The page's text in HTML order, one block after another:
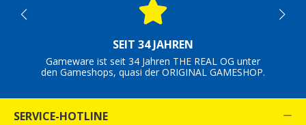
SEIT 34 JAHREN
Gameware ist seit 34 Jahren THE REAL OG unter
den Gameshops, quasi der ORIGINAL GAMESHOP.
SERVICE-HOTLINE